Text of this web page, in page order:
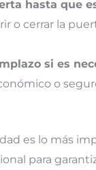
hasta que
o cerrar la
si es
o
es lo más
para